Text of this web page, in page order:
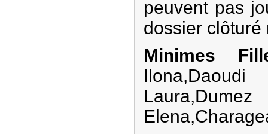
peuvent pas
dossier clôturé
Minimes